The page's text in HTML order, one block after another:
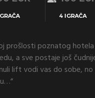
4 IGRAČA
prošlosti poznatog
a sve postaje još
lift vodi vas do sobe,